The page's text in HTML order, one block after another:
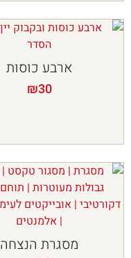
ארבע כוסות
₪30
מסגרת הנצחה